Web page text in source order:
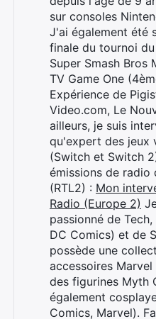
sur consoles
J'ai également été
finale du tournoi
Super Smash Bros
TV Game One
Expérience de
Video.com, Le
ailleurs, je suis
qu'expert des jeux
(Switch et Switch
émissions de radio
(RTL2) : Mon
Radio (Europe 2)
passionné de
DC Comics) et de
possède une
accessoires
des figurines Myth
également
Comics, Marvel).